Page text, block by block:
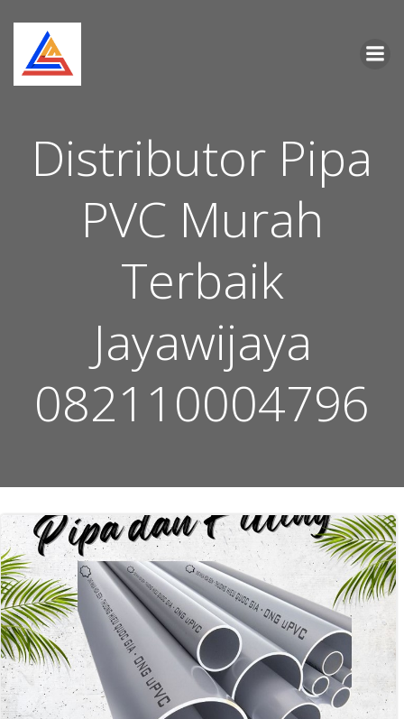
Distributor Pipa
PVC Murah
Terbaik
Jayawijaya
082110004796